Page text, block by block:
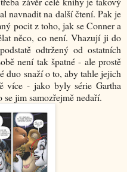
navnadit na další čtení. Pak je
pocit z toho, jak se Conner a
něco, co není. Vhazují ji do
odtržený od ostatních
není tak špatné - ale prostě
duo snaží o to, aby tahle jejich
více - jako byly série Gartha
jim samozřejmě nedaří.